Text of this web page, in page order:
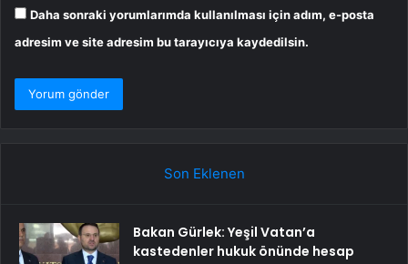
Daha sonraki yorumlarımda kullanılması için adım, e-posta
adresim ve site adresim bu tarayıcıya kaydedilsin.
Son Eklenen
Bakan Gürlek: Yeşil Vatan’a
kastedenler hukuk önünde hesap